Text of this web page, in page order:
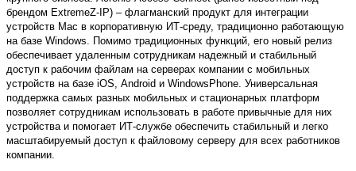
брендом ExtremeZ- IP) – флагманский продукт для интеграции
устройств Mac в корпоративную ИТ-среду, традиционно работающую
на базе Windows . Помимо традиционных функций, его новый релиз
обеспечивает удаленным сотрудникам надежный и стабильный
доступ к рабочим файлам на серверах компании с мобильных
устройств на базе iOS Android и Windows Phone . Универсальная
поддержка самых разных мобильных и стационарных платформ
позволяет сотрудникам использовать в работе привычные для них
устройства и помогает ИТ-службе обеспечить стабильный и легко
масштабируемый доступ к файловому серверу для всех работников
компании.